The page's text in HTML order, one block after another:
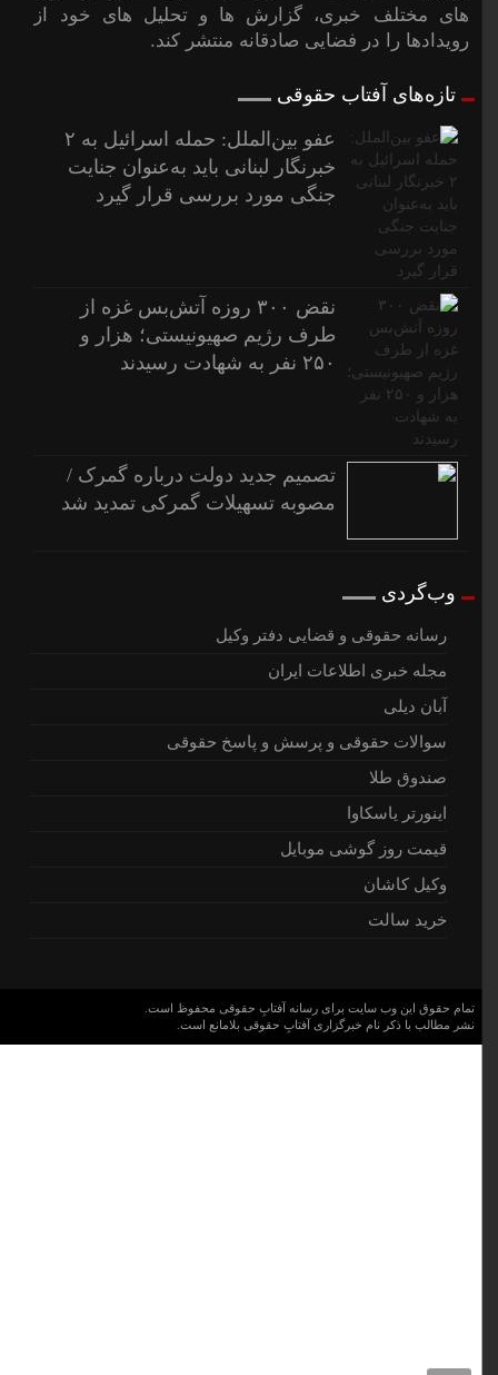
های مختلف خبری، گزارش ها و تحلیل های خود از
رویدادها را در فضایی صادقانه منتشر کند.
تازه‌های آفتاب حقوقی
عفو بین‌الملل: حمله اسرائیل به ۲
خبرنگار لبنانی باید به‌عنوان جنایت
جنگی مورد بررسی قرار گیرد
نقض ۳۰۰ روزه آتش‌بس غزه از
طرف رژیم صهیونیستی؛ هزار و
۲۵۰ نفر به شهادت رسیدند
تصمیم جدید دولت درباره گمرک /
مصوبه تسهیلات گمرکی تمدید شد
وب‌گردی
رسانه حقوقی و قضایی دفتر وکیل
مجله خبری اطلاعات ایران
آبان دیلی
سوالات حقوقی و پرسش و پاسخ حقوقی
صندوق طلا
اینورتر یاسکاوا
قیمت روز گوشی موبایل
وکیل کاشان
خرید سالت
تمام حقوق این وب سایت برای رسانه آفتابِ حقوقی محفوظ است.
نشر مطالب با ذکر نام خبرگزاری آفتابِ حقوقی بلامانع است.